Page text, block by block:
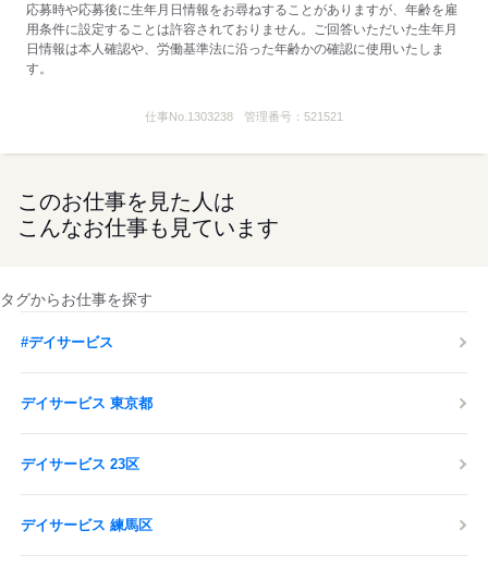
※処遇改善手当は試用期間中（3ヶ月）は支給なし
■受動喫煙防止措置：
屋内禁煙
応募する
応募時や応募後に生年月日情報をお尋ねすることがありますが、年齢を雇
用条件に設定することは許容されておりません。ご回答いただいた生年月
日情報は本人確認や、労働基準法に沿った年齢かの確認に使用いたしま
す。
仕事No. 1303238 管理番号： 521521
このお仕事を見た人は
こんなお仕事も見ています
タグからお仕事を探す
#デイサービス
デイサービス 東京都
デイサービス 23区
デイサービス 練馬区